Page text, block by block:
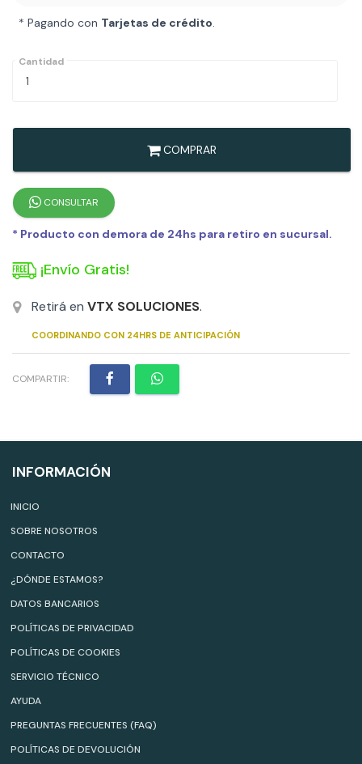
* Pagando con Tarjetas de crédito.
Cantidad
COMPRAR
CONSULTAR
* Producto con demora de 24hs para retiro en sucursal.
¡Envío Gratis!
Retirá en VTX SOLUCIONES.
COORDINANDO CON 24HRS DE ANTICIPACIÓN
COMPARTIR:
INFORMACIÓN
INICIO
SOBRE NOSOTROS
CONTACTO
¿DÓNDE ESTAMOS?
DATOS BANCARIOS
POLÍTICAS DE PRIVACIDAD
POLÍTICAS DE COOKIES
SERVICIO TÉCNICO
AYUDA
PREGUNTAS FRECUENTES (FAQ)
POLÍTICAS DE DEVOLUCIÓN